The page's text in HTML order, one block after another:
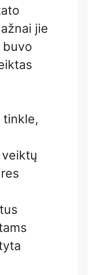
jie
buvo
tinkle,